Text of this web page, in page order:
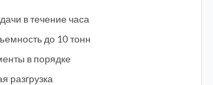
в течение часа
до 10 тонн
в порядке
разгрузка